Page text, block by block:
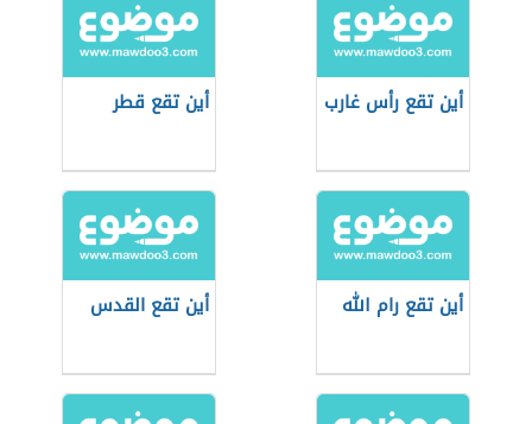
أين تقع رأس غارب أين تقع قطر
أين تقع رام الله أين تقع القدس